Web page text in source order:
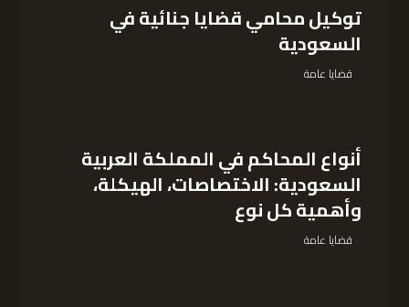
توكيل محامي قضايا جنائية في
السعودية
قضايا عامة
أنواع المحاكم في المملكة العربية
السعودية: الاختصاصات، الهيكلة،
وأهمية كل نوع
قضايا عامة